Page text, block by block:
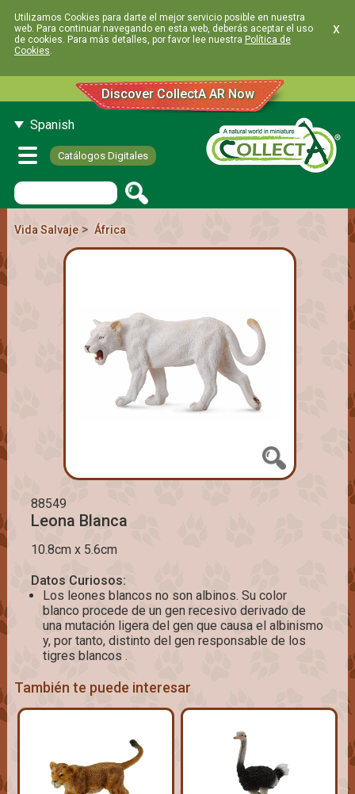
Utilizamos Cookies para darte el mejor servicio posible en nuestra
web. Para continuar navegando en esta web, deberás aceptar el uso
de cookies. Para más detalles, por favor lee nuestra Política de
Cookies.
x
Discover CollectA AR Now
Spanish
Catálogos Digitales
Vida Salvaje> África
88549
Leona Blanca
10.8cm x 5.6cm
Datos Curiosos:
Los leones blancos no son albinos. Su color
blanco procede de un gen recesivo derivado de
una mutación ligera del gen que causa el albinismo
y, por tanto, distinto del gen responsable de los
tigres blancos .
También te puede interesar